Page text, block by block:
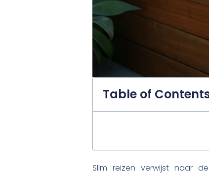
Table of
Slim reizen verwijst naar